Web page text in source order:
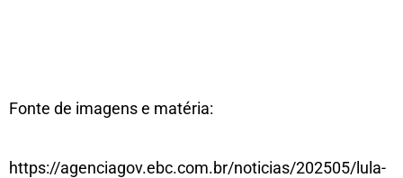
Fonte de imagens e matéria:
https://agenciagov.ebc.com.br/noticias/202505/lula-